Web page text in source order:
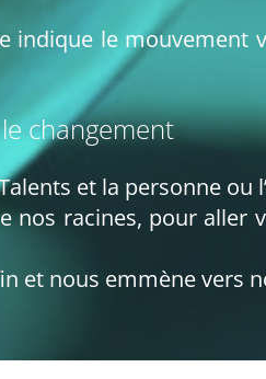
le mouvement
changement
et la personne ou
racines, pour aller
et nous emmène